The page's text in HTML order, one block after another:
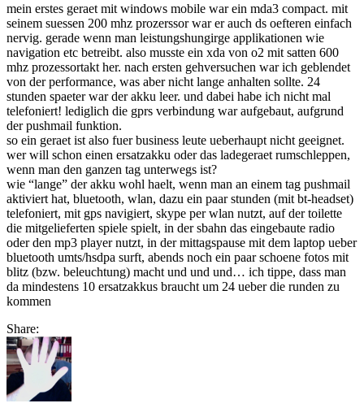
dreckszeug
–
folge
4
“so
viel
akku
kann
garnicht
rumtragen
oder
wie
bekomme
ich
einen
bandscheibenschaden
durch
ein
mein erstes geraet mit windows mobile war ein mda3 compact. mit
seinem suessen 200 mhz prozerssor war er auch ds oefteren einfach
nervig. gerade wenn man leistungshungirge applikationen wie
navigation etc betreibt. also musste ein xda von o2 mit satten 600
mhz prozessortakt her. nach ersten gehversuchen war ich geblendet
von der performance, was aber nicht lange anhalten sollte. 24
stunden spaeter war der akku leer. und dabei habe ich nicht mal
telefoniert! lediglich die gprs verbindung war aufgebaut, aufgrund
der pushmail funktion.
so ein geraet ist also fuer business leute ueberhaupt nicht geeignet.
wer will schon einen ersatzakku oder das ladegeraet rumschleppen,
wenn man den ganzen tag unterwegs ist?
wie “lange” der akku wohl haelt, wenn man an einem tag pushmail
aktiviert hat, bluetooth, wlan, dazu ein paar stunden (mit bt-headset)
telefoniert, mit gps navigiert, skype per wlan nutzt, auf der toilette
die mitgelieferten spiele spielt, in der sbahn das eingebaute radio
oder den mp3 player nutzt, in der mittagspause mit dem laptop ueber
bluetooth umts/hsdpa surft, abends noch ein paar schoene fotos mit
blitz (bzw. beleuchtung) macht und und und… ich tippe, dass man
da mindestens 10 ersatzakkus braucht um 24 ueber die runden zu
kommen
Share: